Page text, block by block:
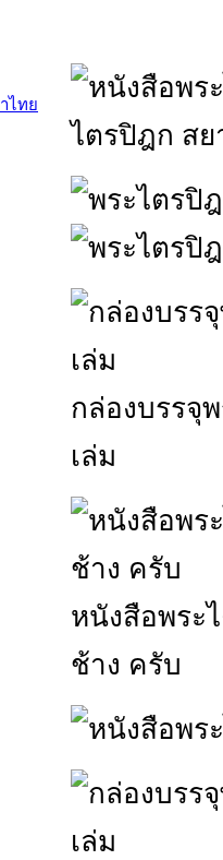
ไตรปิฎก ส
กล่องบรรจุ
เล่ม
หนังสือพระ
ช้าง ครับ